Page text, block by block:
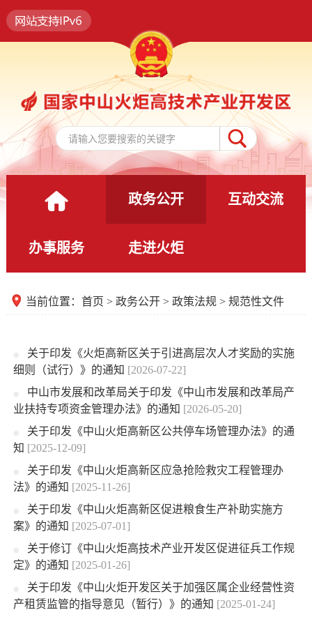
政务公开 互动交流
办事服务 走进火炬
当前位置： 首页 > 政务公开> 政策法规> 规范性文件
关于印发《火炬高新区关于引进高层次人才奖励的实施
细则（试行）》的通知 [2026-07-22]
中山市发展和改革局关于印发《中山市发展和改革局产
业扶持专项资金管理办法》的通知 [2026-05-20]
关于印发《中山火炬高新区公共停车场管理办法》的通
知 [2025-12-09]
关于印发《中山火炬高新区应急抢险救灾工程管理办
法》的通知 [2025-11-26]
关于印发《中山火炬高新区促进粮食生产补助实施方
案》的通知 [2025-07-01]
关于修订《中山火炬高技术产业开发区促进征兵工作规
定》的通知 [2025-01-26]
关于印发《中山火炬开发区关于加强区属企业经营性资
产租赁监管的指导意见（暂行）》的通知 [2025-01-24]